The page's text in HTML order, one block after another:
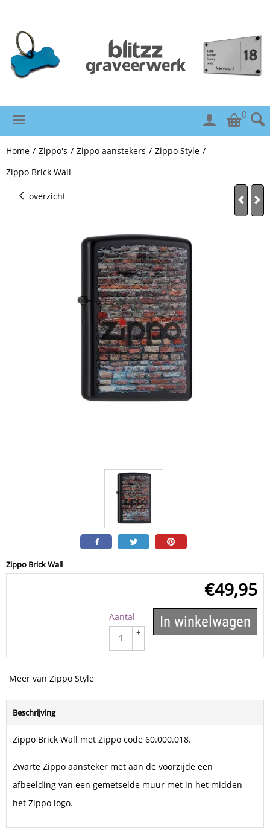
0
Home / Zippo's / Zippo aanstekers / Zippo Style /
Zippo Brick Wall
overzicht
Zippo Brick Wall
€49,95
Aantal
+
-
In winkelwagen
Meer van Zippo Style
Beschrijving
Zippo Brick Wall met Zippo code 60.000.018.
Zwarte Zippo aansteker met aan de voorzijde een
afbeelding van een gemetselde muur met in het midden
het Zippo logo.